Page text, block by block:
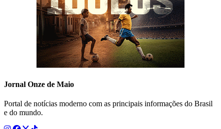
Jornal Onze de Maio
Portal de notícias moderno com as principais informações do Brasil
e do mundo.